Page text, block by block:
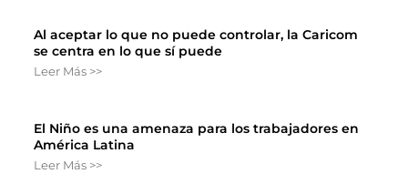
Al aceptar lo que no puede controlar, la Caricom
se centra en lo que sí puede
Leer Más >>
El Niño es una amenaza para los trabajadores en
América Latina
Leer Más >>